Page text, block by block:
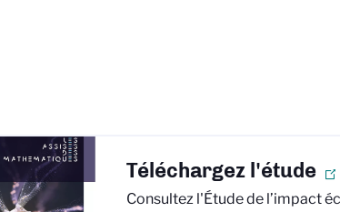
Téléchargez l'étude
Consultez l'Étude de l’impact